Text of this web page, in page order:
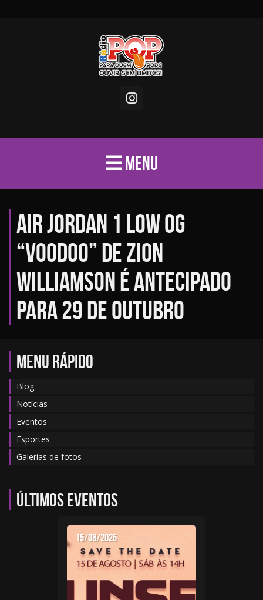
MENU
Air Jordan 1 Low OG
“Voodoo” de Zion
Williamson é antecipado
para 29 de outubro
MENU RÁPIDO
Blog
Notícias
Eventos
Esportes
Galerias de fotos
Últimos eventos
15/08/2026